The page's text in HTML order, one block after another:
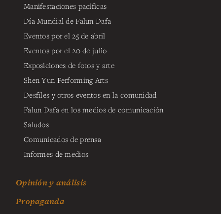
Manifestaciones pacíficas
Día Mundial de Falun Dafa
Eventos por el 25 de abril
Eventos por el 20 de julio
Exposiciones de fotos y arte
Shen Yun Performing Arts
Desfiles y otros eventos en la comunidad
Falun Dafa en los medios de comunicación
Saludos
Comunicados de prensa
Informes de medios
Opinión y análisis
Propaganda